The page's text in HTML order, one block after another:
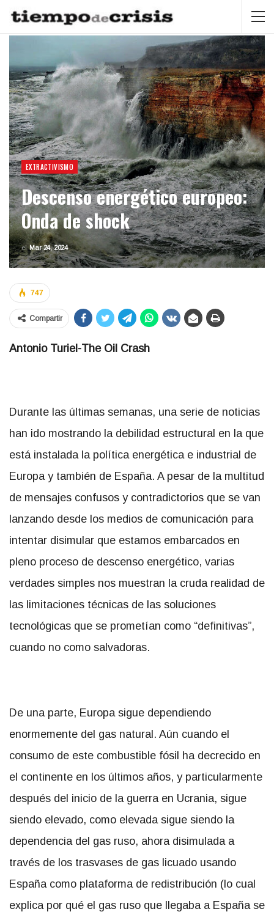
EXTRACTIVISMO
Descenso energético europeo:
Onda de shock
el Mar 24, 2024
747
Compartir
Antonio Turiel-The Oil Crash
Durante las últimas semanas, una serie de noticias
han ido mostrando la debilidad estructural en la que
está instalada la política energética e industrial de
Europa y también de España. A pesar de la multitud
de mensajes confusos y contradictorios que se van
lanzando desde los medios de comunicación para
intentar disimular que estamos embarcados en
pleno proceso de descenso energético, varias
verdades simples nos muestran la cruda realidad de
las limitaciones técnicas de las soluciones
tecnológicas que se prometían como “definitivas”,
cuando no como salvadoras.
De una parte, Europa sigue dependiendo
enormemente del gas natural. Aún cuando el
consumo de este combustible fósil ha decrecido en
el continente en los últimos años, y particularmente
después del inicio de la guerra en Ucrania, sigue
siendo elevado, como elevada sigue siendo la
dependencia del gas ruso, ahora disimulada a
través de los trasvases de gas licuado usando
España como plataforma de redistribución (lo cual
explica por qué el gas ruso que llegaba a España se